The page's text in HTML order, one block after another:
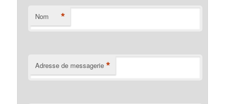
Nom *
Adresse de messagerie *